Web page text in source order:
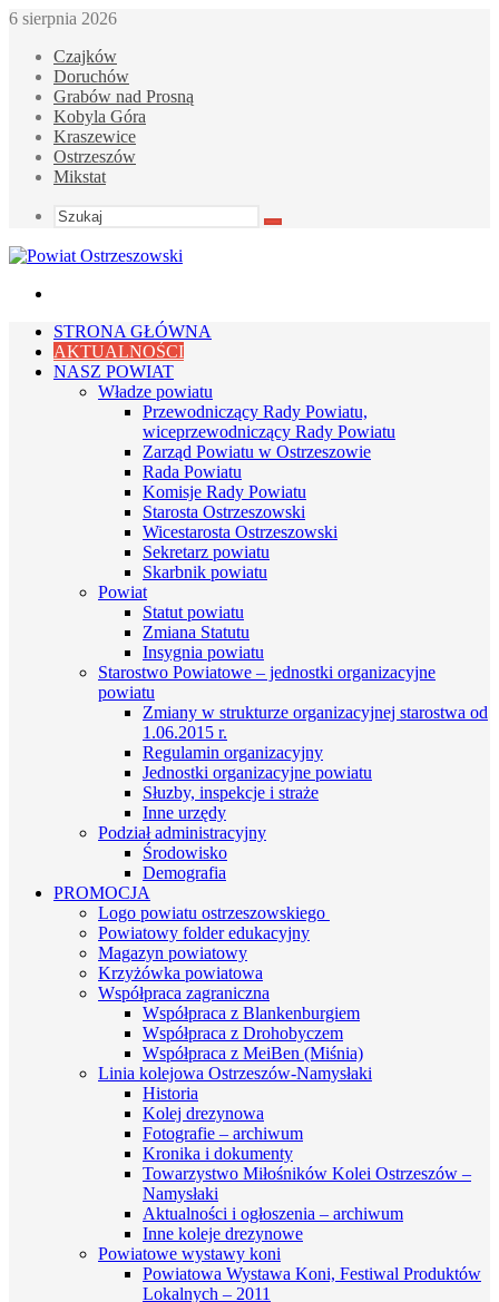
6 sierpnia 2026
Czajków
Doruchów
Grabów nad Prosną
Kobyla Góra
Kraszewice
Ostrzeszów
Mikstat
Szukaj
STRONA GŁÓWNA
AKTUALNOŚCI
NASZ POWIAT
Władze powiatu
Przewodniczący Rady Powiatu,
wiceprzewodniczący Rady Powiatu
Zarząd Powiatu w Ostrzeszowie
Rada Powiatu
Komisje Rady Powiatu
Starosta Ostrzeszowski
Wicestarosta Ostrzeszowski
Sekretarz powiatu
Skarbnik powiatu
Powiat
Statut powiatu
Zmiana Statutu
Insygnia powiatu
Starostwo Powiatowe – jednostki organizacyjne
powiatu
Zmiany w strukturze organizacyjnej starostwa od
1.06.2015 r.
Regulamin organizacyjny
Jednostki organizacyjne powiatu
Słuzby, inspekcje i straże
Inne urzędy
Podział administracyjny
Środowisko
Demografia
PROMOCJA
Logo powiatu ostrzeszowskiego
Powiatowy folder edukacyjny
Magazyn powiatowy
Krzyżówka powiatowa
Współpraca zagraniczna
Współpraca z Blankenburgiem
Współpraca z Drohobyczem
Współpraca z MeiBen (Miśnia)
Linia kolejowa Ostrzeszów-Namysłaki
Historia
Kolej drezynowa
Fotografie – archiwum
Kronika i dokumenty
Towarzystwo Miłośników Kolei Ostrzeszów –
Namysłaki
Aktualności i ogłoszenia – archiwum
Inne koleje drezynowe
Powiatowe wystawy koni
Powiatowa Wystawa Koni, Festiwal Produktów
Lokalnych – 2011